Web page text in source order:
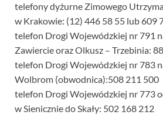
telefony dyżurne Zimowego
w Krakowie: (12) 446 58 55 lub 609
telefon Drogi Wojewódzkiej nr 791
Zawiercie oraz Olkusz – Trzebinia:
telefon Drogi Wojewódzkiej nr 783
Wolbrom (obwodnica):508 211 500
telefon Drogi Wojewódzkiej nr 773
w Sienicznie do Skały: 502 168 212